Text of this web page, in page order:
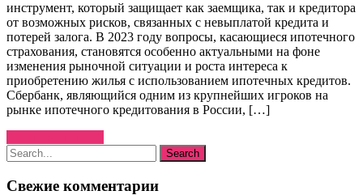
инструмент, который защищает как заемщика, так и кредитора
от возможных рисков, связанных с невыплатой кредита и
потерей залога. В 2023 году вопросы, касающиеся ипотечного
страхования, становятся особенно актуальными на фоне
изменения рыночной ситуации и роста интереса к
приобретению жилья с использованием ипотечных кредитов.
Сбербанк, являющийся одним из крупнейших игроков на
рынке ипотечного кредитования в России, […]
Свежие комментарии